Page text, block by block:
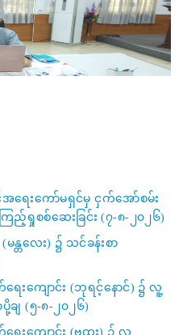
အရေးကော်မရှင်မှ ငှက်အော်စမ်း
ည့်ရှုစစ်ဆေးခြင်း (၇-၈-၂၀၂၆)
တလေး) ၌ သင်ခန်းစာ
းကျောင်း (ဘုရင့်နောင်) ၌ လူ့
ချ (၅-၈-၂၀၂၆)
းကျောင်း (ဗထူး) ၌ လူ့